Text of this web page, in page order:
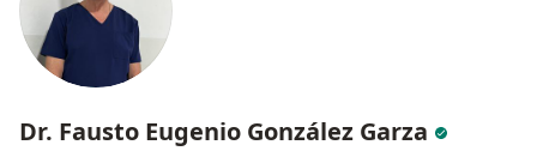
Dr. Fausto Eugenio González Garza